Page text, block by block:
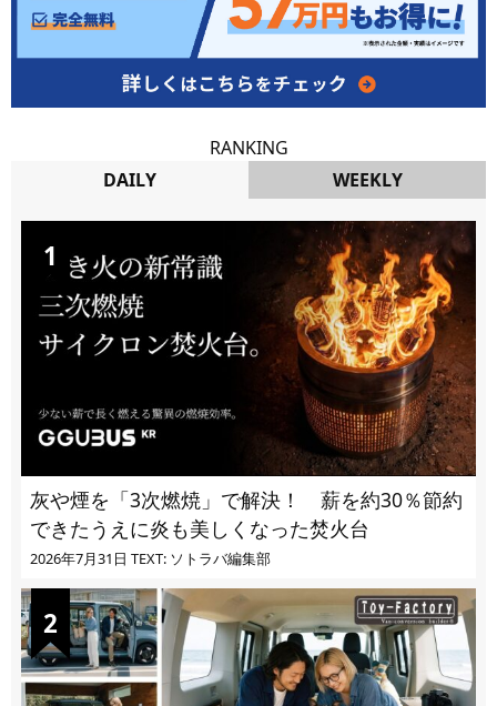
RANKING
DAILY
WEEKLY
灰や煙を「3次燃焼」で解決！ 薪を約30％節約
できたうえに炎も美しくなった焚火台
2026年7月31日 TEXT: ソトラバ編集部